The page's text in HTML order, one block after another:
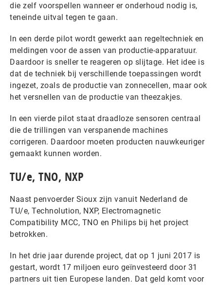
die zelf voorspellen wanneer er onderhoud nodig is,
teneinde uitval tegen te gaan.
In een derde pilot wordt gewerkt aan regeltechniek en
meldingen voor de assen van productie-apparatuur.
Daardoor is sneller te reageren op slijtage. Het idee is
dat de techniek bij verschillende toepassingen wordt
ingezet, zoals de productie van zonnecellen, maar ook
het versnellen van de productie van theezakjes.
In een vierde pilot staat draadloze sensoren centraal
die de trillingen van verspanende machines
corrigeren. Daardoor moeten producten nauwkeuriger
gemaakt kunnen worden.
TU/e, TNO, NXP
Naast penvoerder Sioux zijn vanuit Nederland de
TU/e, Technolution, NXP, Electromagnetic
Compatibility MCC, TNO en Philips bij het project
betrokken.
In het drie jaar durende project, dat op 1 juni 2017 is
gestart, wordt 17 miljoen euro geïnvesteerd door 31
partners uit tien Europese landen. Dat geld komt voor